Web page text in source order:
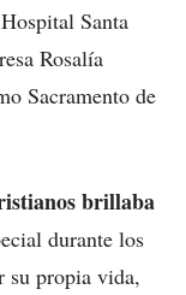
Santa
Rosalía
Sacramento de
brillaba
durante los
su propia vida,